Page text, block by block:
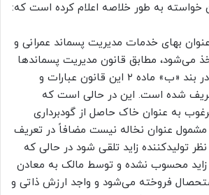
به طور خلاصه اعلام کرده است که:
بهای خدمات مدیریت پسماند عمرانی و
می‌شود، مطابق قانون مدیریت پسماندها
مصوب ۱۳۸۳/۲/۲۰ و در بند «ب» ماده ۲ این قانون عبارات و
شده است. این در حالی است که
به عنوان خاک حاصل از گودبرداری
مشمول عنوان نخاله نیست مضافاً در تعریف
تولیدکننده زاید تلقی شود در حالی که
محسوب نشده و توسط مالک به معادن
فروخته می‌شود و واجد ارزش ذاتی و